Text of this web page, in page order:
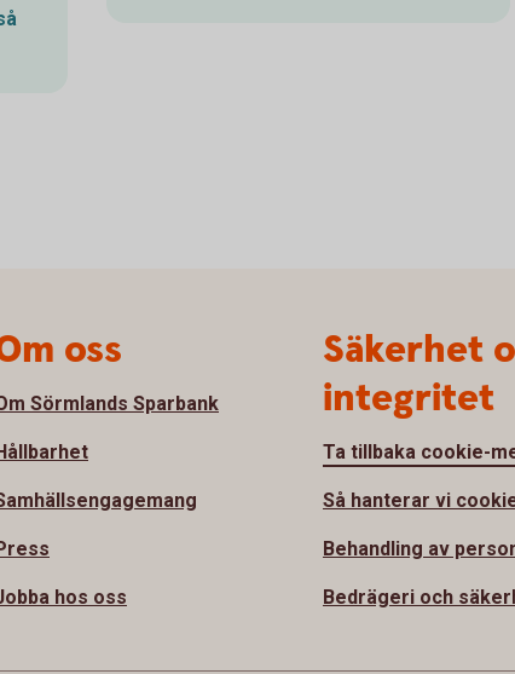
oss
Sörmlands Sparbank
hos oss
Säkerhet
integritet
Ta tillbaka cookie-
Så hanterar vi
Behandling av
Bedrägeri och